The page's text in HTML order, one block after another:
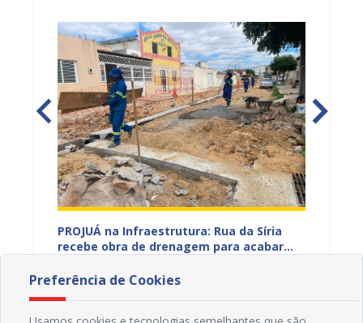
PROJUÁ na Infraestrutura: Rua da Síria
recebe obra de drenagem para acabar
30/07/2026 7H46
Preferência de Cookies